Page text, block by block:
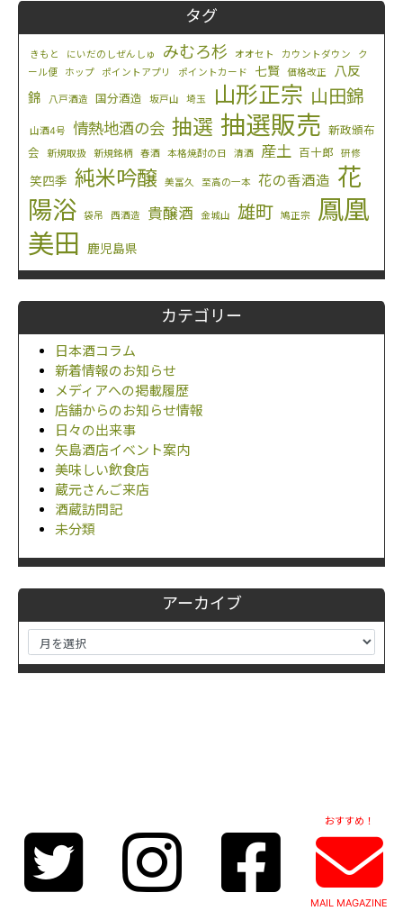
タグ
きもと にいだのしぜんしゅ みむろ杉 オオセト カウントダウン
ク
ール便
ホップ ポイントアプリ ポイントカード 七賢 価格改正
八反
錦
八戸酒造 国分酒造 坂戸山 埼玉 山形正宗 山田錦
山酒4号 情熱地酒の会 抽選 抽選販売 新政頒布
会
新規取扱 新規銘柄 春酒 本格焼酎の日 清酒 産土 百十郎 研修
笑四季 純米吟醸 美冨久 至高の一本 花の香酒造 花
陽浴
袋吊 西酒造 貴醸酒 金城山 雄町 鳩正宗
鳳凰
美田
鹿児島県
カテゴリー
日本酒コラム
新着情報のお知らせ
メディアへの掲載履歴
店舗からのお知らせ情報
日々の出来事
矢島酒店イベント案内
美味しい飲食店
蔵元さんご来店
酒蔵訪問記
未分類
アーカイブ
おすすめ！
MAIL MAGAZINE